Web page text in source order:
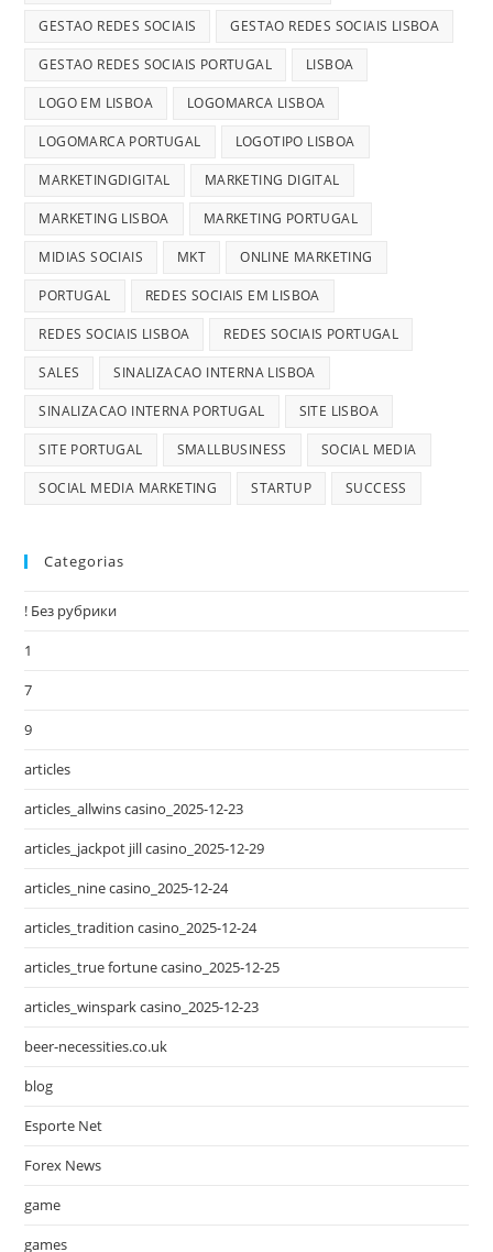
GESTAO REDES SOCIAIS GESTAO REDES SOCIAIS LISBOA
GESTAO REDES SOCIAIS PORTUGAL LISBOA
LOGO EM LISBOA LOGOMARCA LISBOA
LOGOMARCA PORTUGAL LOGOTIPO LISBOA
MARKETINGDIGITAL MARKETING DIGITAL
MARKETING LISBOA MARKETING PORTUGAL
MIDIAS SOCIAIS MKT ONLINE MARKETING
PORTUGAL REDES SOCIAIS EM LISBOA
REDES SOCIAIS LISBOA REDES SOCIAIS PORTUGAL
SALES SINALIZACAO INTERNA LISBOA
SINALIZACAO INTERNA PORTUGAL SITE LISBOA
SITE PORTUGAL SMALLBUSINESS SOCIAL MEDIA
SOCIAL MEDIA MARKETING STARTUP SUCCESS
Categorias
! Без рубрики
1
7
9
articles
articles_allwins casino_2025-12-23
articles_jackpot jill casino_2025-12-29
articles_nine casino_2025-12-24
articles_tradition casino_2025-12-24
articles_true fortune casino_2025-12-25
articles_winspark casino_2025-12-23
beer-necessities.co.uk
blog
Esporte Net
Forex News
game
games